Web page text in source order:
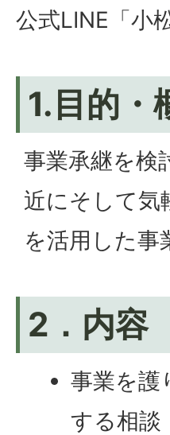
公式LINE「小
1.目的・
事業承継を検
近にそして気
を活用した事
2．内容
事業を護
する相談